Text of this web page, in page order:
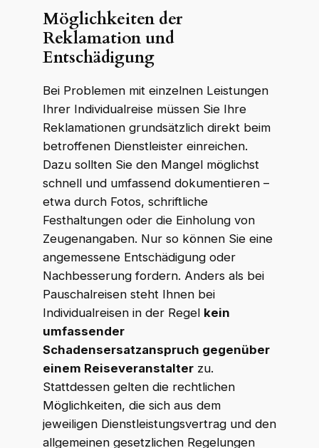
Möglichkeiten der
Reklamation und
Entschädigung
Bei Problemen mit einzelnen Leistungen
Ihrer Individualreise müssen Sie Ihre
Reklamationen grundsätzlich direkt beim
betroffenen Dienstleister einreichen.
Dazu sollten Sie den Mangel möglichst
schnell und umfassend dokumentieren –
etwa durch Fotos, schriftliche
Festhaltungen oder die Einholung von
Zeugenangaben. Nur so können Sie eine
angemessene Entschädigung oder
Nachbesserung fordern. Anders als bei
Pauschalreisen steht Ihnen bei
Individualreisen in der Regel kein
umfassender
Schadensersatzanspruch gegenüber
einem Reiseveranstalterzu.
Stattdessen gelten die rechtlichen
Möglichkeiten, die sich aus dem
jeweiligen Dienstleistungsvertrag und den
allgemeinen gesetzlichen Regelungen